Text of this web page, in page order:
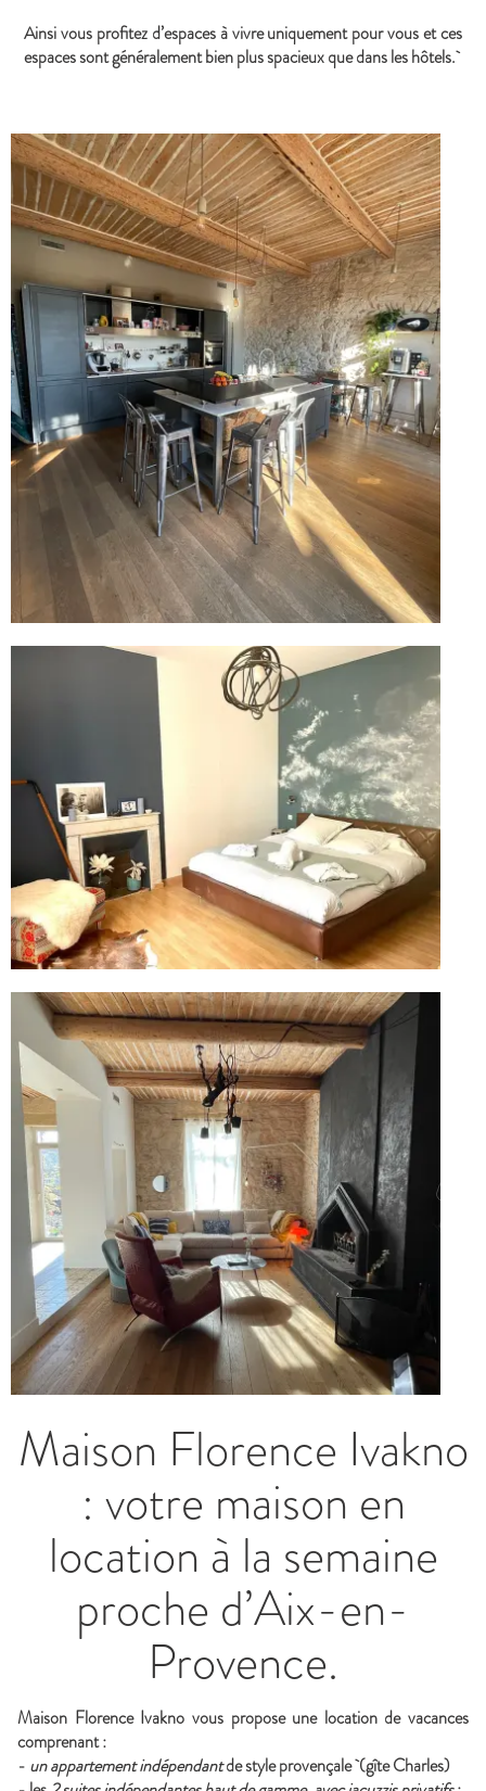
Ainsi vous profitez d’espaces à vivre uniquement pour vous et ces
espaces sont généralement bien plus spacieux que dans les hôtels.
Maison Florence Ivakno
: votre maison en
location à la semaine
proche d’Aix-en-
Provence.
Maison Florence Ivakno vous propose une location de vacances
comprenant :
- un appartement indépendantde style provençale (gîte Charles)